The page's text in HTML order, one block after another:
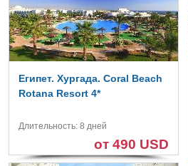
Египет. Хургада. Coral Beach
Rotana Resort 4*
Длительность: 8 дней
от 490 USD